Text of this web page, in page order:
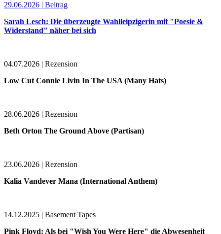
29.06.2026 | Beitrag
Sarah Lesch: Die überzeugte Wahlleipzigerin mit "Poesie &
Widerstand" näher bei sich
04.07.2026 | Rezension
Low Cut Connie Livin In The USA (Many Hats)
28.06.2026 | Rezension
Beth Orton The Ground Above (Partisan)
23.06.2026 | Rezension
Kalia Vandever Mana (International Anthem)
14.12.2025 | Basement Tapes
Pink Floyd: Als bei "Wish You Were Here" die Abwesenheit